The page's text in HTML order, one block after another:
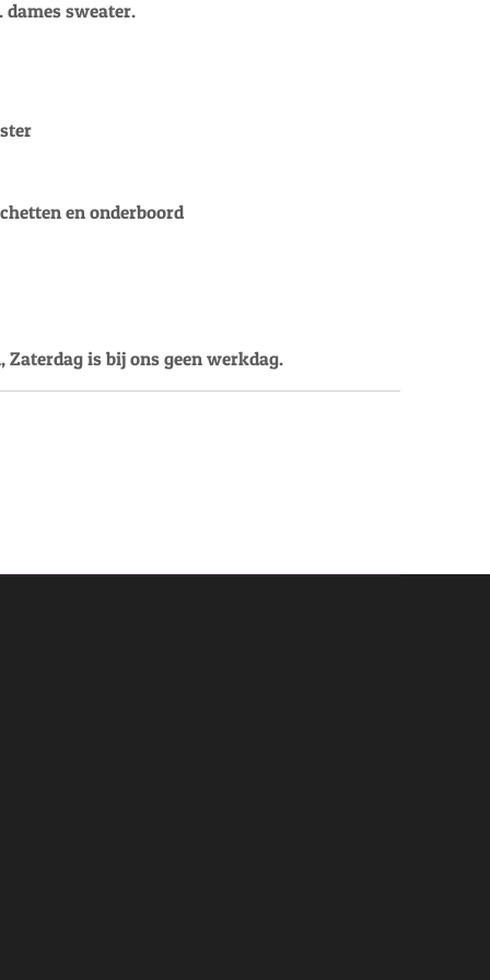
sweater.
en onderboord
is bij ons geen werkdag.